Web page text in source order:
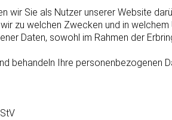
wir Sie als Nutzer unserer Website
zu welchen Zwecken und in
Daten, sowohl im Rahmen der
behandeln Ihre personenbezogenen